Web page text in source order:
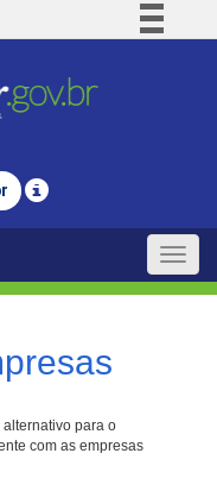
Comunica BR
Legislação
Toggle
alternativo para o
com as empresas